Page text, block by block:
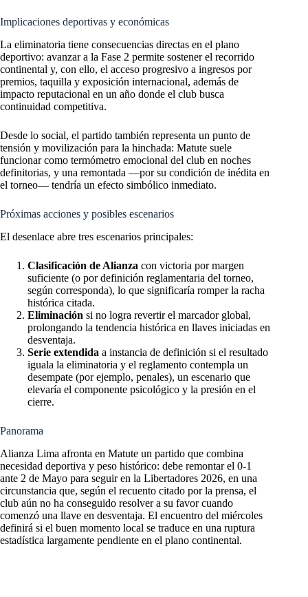
Implicaciones deportivas y económicas
La eliminatoria tiene consecuencias directas en el plano
deportivo: avanzar a la Fase 2 permite sostener el recorrido
continental y, con ello, el acceso progresivo a ingresos por
premios, taquilla y exposición internacional, además de
impacto reputacional en un año donde el club busca
continuidad competitiva.
Desde lo social, el partido también representa un punto de
tensión y movilización para la hinchada: Matute suele
funcionar como termómetro emocional del club en noches
definitorias, y una remontada —por su condición de inédita en
el torneo— tendría un efecto simbólico inmediato.
Próximas acciones y posibles escenarios
El desenlace abre tres escenarios principales:
Clasificación de Alianza con victoria por margen
suficiente (o por definición reglamentaria del torneo,
según corresponda), lo que significaría romper la racha
histórica citada.
Eliminación si no logra revertir el marcador global,
prolongando la tendencia histórica en llaves iniciadas en
desventaja.
Serie extendida a instancia de definición si el resultado
iguala la eliminatoria y el reglamento contempla un
desempate (por ejemplo, penales), un escenario que
elevaría el componente psicológico y la presión en el
cierre.
Panorama
Alianza Lima afronta en Matute un partido que combina
necesidad deportiva y peso histórico: debe remontar el 0-1
ante 2 de Mayo para seguir en la Libertadores 2026, en una
circunstancia que, según el recuento citado por la prensa, el
club aún no ha conseguido resolver a su favor cuando
comenzó una llave en desventaja. El encuentro del miércoles
definirá si el buen momento local se traduce en una ruptura
estadística largamente pendiente en el plano continental.